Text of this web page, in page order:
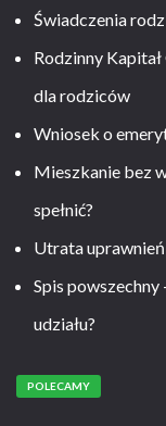
Świadczenia
Rodzinny
dla rodziców
Wniosek o
Mieszkanie bez
spełnić?
Utrata
Spis
udziału?
POLECAMY